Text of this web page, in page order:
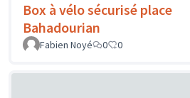
Box à vélo sécurisé place
Bahadourian
Fabien Noyé
0 0